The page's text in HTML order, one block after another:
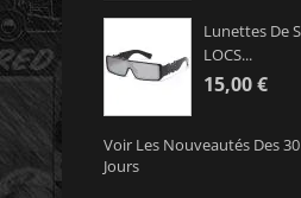
Lunettes De
LOCS...
15,00 €
Voir Les Nouveautés Des
Jours